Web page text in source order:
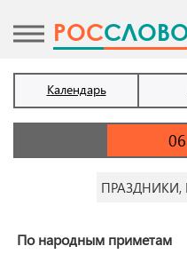
POC
Календарь
По народным приметам